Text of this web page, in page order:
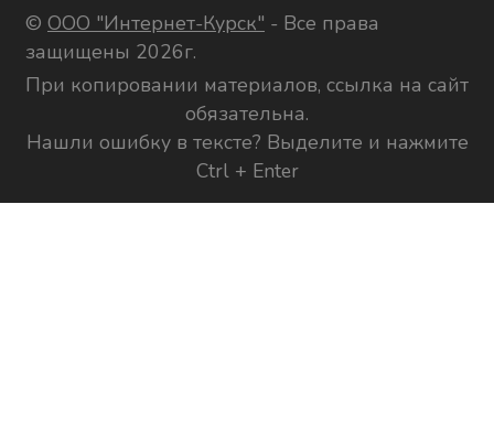
© ООО "Интернет-Курск" - Все права
защищены 2026г.
При копировании материалов, ссылка на сайт
обязательна.
Нашли ошибку в тексте? Выделите и нажмите
Ctrl + Enter